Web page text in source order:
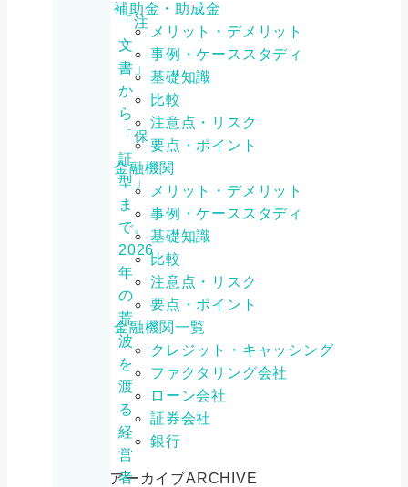
「注
文
書」
か
ら
「保
証
型」
ま
で。
2026
年
の
荒
波
を
渡
る
経
営
者
補助金・助成金
メリット・デメリット
事例・ケーススタディ
基礎知識
比較
注意点・リスク
要点・ポイント
金融機関
メリット・デメリット
事例・ケーススタディ
基礎知識
比較
注意点・リスク
要点・ポイント
金融機関一覧
クレジット・キャッシング
ファクタリング会社
ローン会社
証券会社
銀行
アーカイブARCHIVE